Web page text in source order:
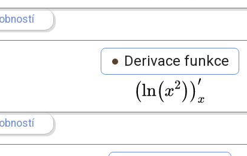
Derivace funkce